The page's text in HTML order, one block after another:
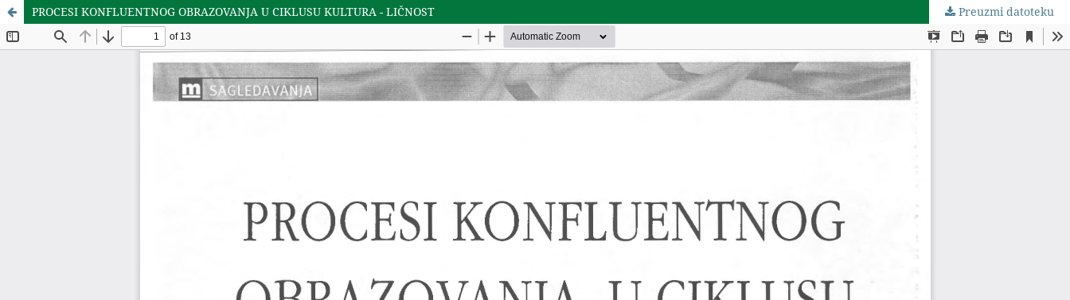
PROCESI KONFLUENTNOG OBRAZOVANJA U CIKLUSU KULTURA - LIČNOST Preuzmi datoteku